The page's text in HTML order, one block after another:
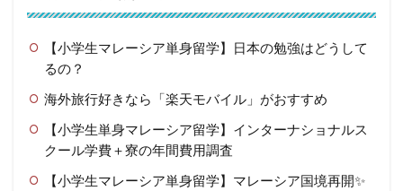
【小学生マレーシア単身留学】日本の勉強はどうして
るの？
海外旅行好きなら「楽天モバイル」がおすすめ
【小学生単身マレーシア留学】インターナショナルス
クール学費＋寮の年間費用調査
【小学生マレーシア単身留学】マレーシア国境再開✨